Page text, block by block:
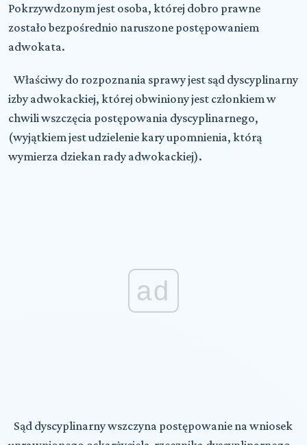
Pokrzywdzonym jest osoba, której dobro prawne
zostało bezpośrednio naruszone postępowaniem
adwokata.
Właściwy do rozpoznania sprawy jest sąd dyscyplinarny
izby adwokackiej, której obwiniony jest członkiem w
chwili wszczęcia postępowania dyscyplinarnego,
(wyjątkiem jest udzielenie kary upomnienia, którą
wymierza dziekan rady adwokackiej).
ad
Sąd dyscyplinarny wszczyna postępowanie na wniosek